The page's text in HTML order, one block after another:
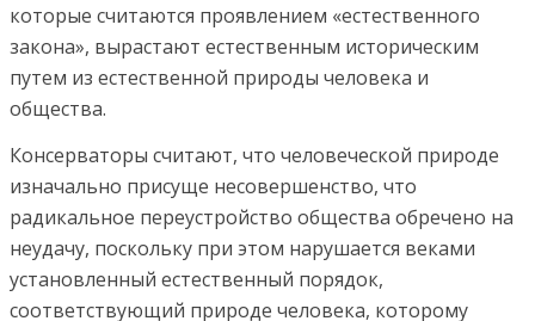
которые считаются проявлением «естественного
закона», вырастают естественным историческим
путем из естественной природы человека и
общества.
Консерваторы считают, что человеческой природе
изначально присуще несовершенство, что
радикальное переустройство общества обречено на
неудачу, поскольку при этом нарушается веками
установленный естественный порядок,
соответствующий природе человека, которому